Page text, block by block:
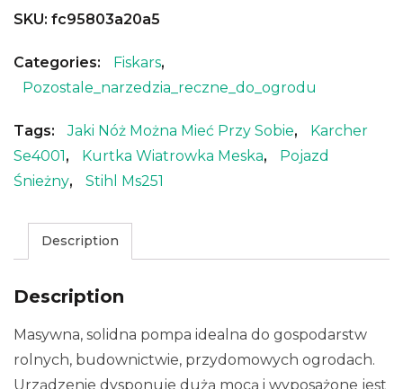
SKU: fc95803a20a5
Categories: Fiskars,
Pozostale_narzedzia_reczne_do_ogrodu
Tags: Jaki Nóż Można Mieć Przy Sobie,
Karcher
Se4001 , Kurtka Wiatrowka Meska,
Pojazd
Śnieżny, Stihl Ms251
Description
Description
Masywna, solidna pompa idealna do gospodarstw
rolnych, budownictwie, przydomowych ogrodach.
Urządzenie dysponuje dużą mocą i wyposażone jest